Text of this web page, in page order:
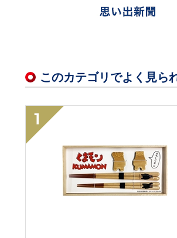
このカテゴリでよく見ら